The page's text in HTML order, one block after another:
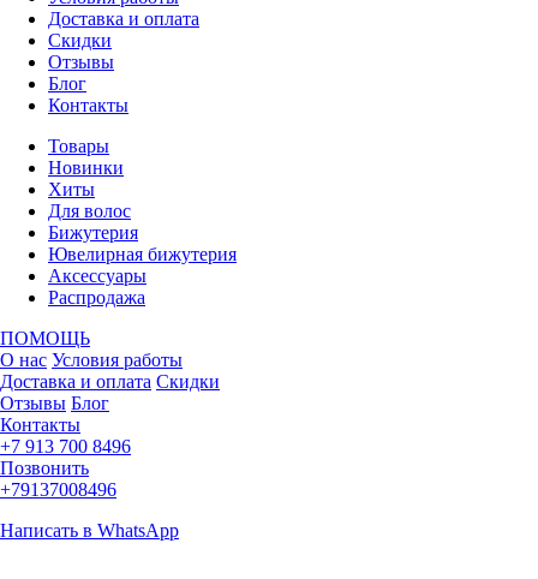
Доставка и оплата
Скидки
Отзывы
Блог
Контакты
Товары
Новинки
Хиты
Для волос
Бижутерия
Ювелирная бижутерия
Аксессуары
Распродажа
ПОМОЩЬ
О нас Условия работы
Доставка и оплата Скидки
Отзывы Блог
Контакты
+7 913 700 8496
Позвонить
+79137008496
Написать в WhatsApp